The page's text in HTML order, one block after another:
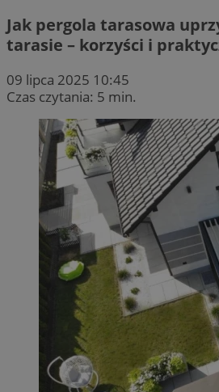
Jak pergola tarasowa
tarasie – korzyści i
09 lipca 2025 10:45
Czas czytania: 5 min.